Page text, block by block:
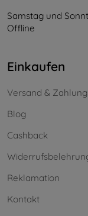
Samstag und
Offline
Einkaufen
Versand & Zahlung
Blog
Cashback
Reklamation
Kontakt